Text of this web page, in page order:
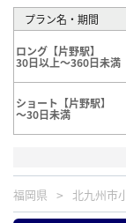
プラン名・期間
ロング【片野駅】
30日以上～360日未満
ショート【片野駅】
～30日未満
福岡県 北九州市